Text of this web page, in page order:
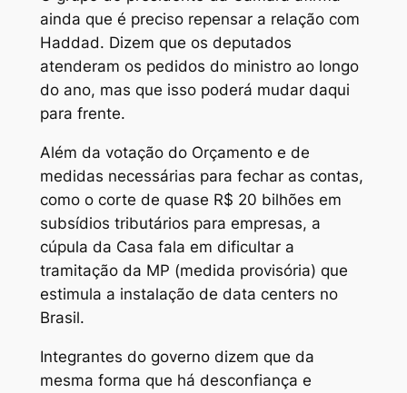
ainda que é preciso repensar a relação com
Haddad. Dizem que os deputados
atenderam os pedidos do ministro ao longo
do ano, mas que isso poderá mudar daqui
para frente.
Além da votação do Orçamento e de
medidas necessárias para fechar as contas,
como o corte de quase R$ 20 bilhões em
subsídios tributários para empresas, a
cúpula da Casa fala em dificultar a
tramitação da MP (medida provisória) que
estimula a instalação de data centers no
Brasil.
Integrantes do governo dizem que da
mesma forma que há desconfiança e